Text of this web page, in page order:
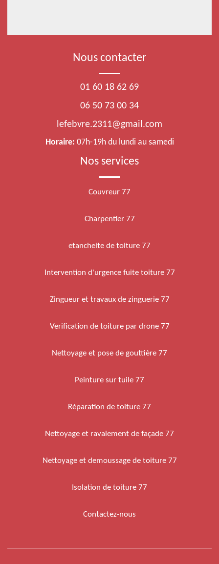
Nous contacter
01 60 18 62 69
06 50 73 00 34
lefebvre.2311@gmail.com
Horaire: 07h-19h du lundi au samedi
Nos services
Couvreur 77
Charpentier 77
etancheite de toiture 77
Intervention d'urgence fuite toiture 77
Zingueur et travaux de zinguerie 77
Verification de toiture par drone 77
Nettoyage et pose de gouttière 77
Peinture sur tuile 77
Réparation de toiture 77
Nettoyage et ravalement de façade 77
Nettoyage et demoussage de toiture 77
Isolation de toiture 77
Contactez-nous